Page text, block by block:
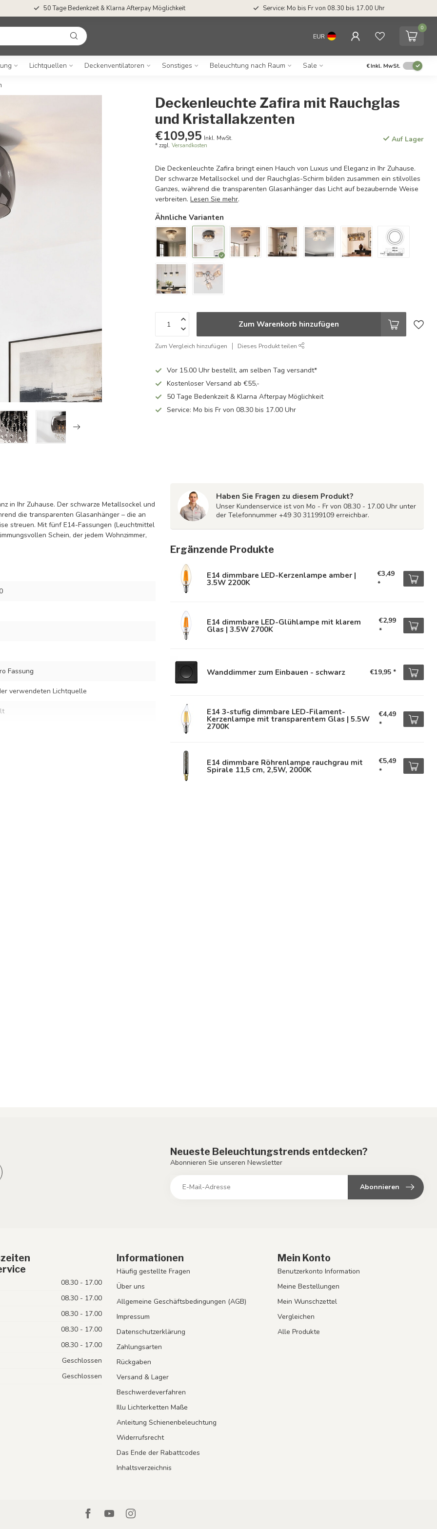
50 Tage Bedenkzeit & Klarna Afterpay Möglichkeit Service: Mo bis Fr von 08.30 bis 17.00 Uhr
EUR
0
Lichtquellen Deckenventilatoren Sonstiges Beleuchtung nach Raum Sale €Inkl. MwSt.
Deckenleuchte Zafira mit Rauchglas
und Kristallakzenten
€109,95 Inkl. MwSt.
* zzgl.Versandkosten
Auf Lager
Die Deckenleuchte Zafira bringt einen Hauch von Luxus und Eleganz in Ihr Zuhause.
Der schwarze Metallsockel und der Rauchglas-Schirm bilden zusammen ein stilvolles
Ganzes, während die transparenten Glasanhänger das Licht auf bezaubernde Weise
verbreiten.Lesen Sie mehr.
Ähnliche Varianten
Zum Warenkorb hinzufügen
Zum Vergleich hinzufügen Dieses Produkt teilen
Vor 15.00 Uhr bestellt, am selben Tag versandt*
Kostenloser Versand ab €55,-
50 Tage Bedenkzeit & Klarna Afterpay Möglichkeit
Service: Mo bis Fr von 08.30 bis 17.00 Uhr
in Ihr Zuhause. Der schwarze Metallsockel und
die transparenten Glasanhänger – die an
streuen. Mit fünf E14-Fassungen (Leuchtmittel
Schein, der jedem Wohnzimmer,
Fassung
verwendeten Lichtquelle
Haben Sie Fragen zu diesem Produkt?
Unser Kundenservice ist von Mo - Fr von 08.30 - 17.00 Uhr unter
der Telefonnummer +49 30 31199109 erreichbar.
Ergänzende Produkte
E14 dimmbare LED-Kerzenlampe amber |
3.5W 2200K
€3,49
*
E14 dimmbare LED-Glühlampe mit klarem
Glas | 3.5W 2700K
€2,99
*
Wanddimmer zum Einbauen - schwarz €19,95 *
E14 3-stufig dimmbare LED-Filament-
Kerzenlampe mit transparentem Glas | 5.5W
2700K
€4,49
*
E14 dimmbare Röhrenlampe rauchgrau mit
Spirale 11,5 cm, 2,5W, 2000K
€5,49
*
Neueste Beleuchtungstrends entdecken?
Abonnieren Sie unseren Newsletter
Abonnieren
08.30 - 17.00
08.30 - 17.00
08.30 - 17.00
08.30 - 17.00
08.30 - 17.00
Geschlossen
Geschlossen
Informationen
Häufig gestellte Fragen
Über uns
Allgemeine Geschäftsbedingungen (AGB)
Impressum
Datenschutzerklärung
Zahlungsarten
Rückgaben
Versand & Lager
Beschwerdeverfahren
Illu Lichterketten Maße
Anleitung Schienenbeleuchtung
Widerrufsrecht
Das Ende der Rabattcodes
Inhaltsverzeichnis
Mein Konto
Benutzerkonto Information
Meine Bestellungen
Mein Wunschzettel
Vergleichen
Alle Produkte